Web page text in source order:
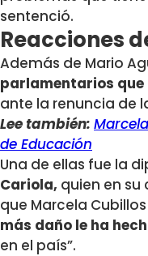
sentenció.
Reacciones
Además de Mario
parlamentarios
ante la renuncia de
Lee también:
de Educación
Una de ellas fue la
Cariola, quien en
que Marcela Cubillos
más daño le ha
en el país”.